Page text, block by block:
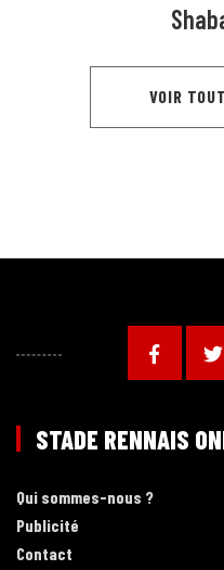
VOIR
STADE RENNAIS
Qui sommes-nous ?
Publicité
Contact